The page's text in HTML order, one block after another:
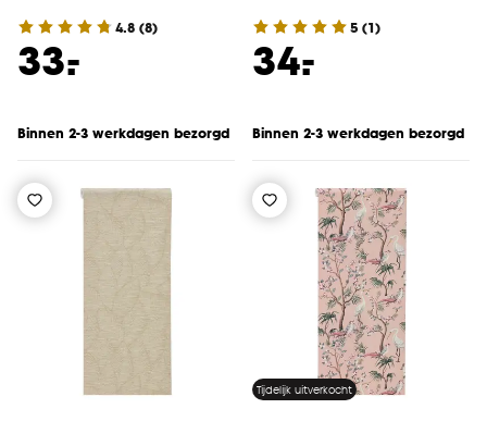
4.8 (8)
33.
-
Binnen 2-3 werkdagen bezorgd
5 (1)
34.
-
Binnen 2-3 werkdagen bezorgd
Tijdelijk uitverkocht